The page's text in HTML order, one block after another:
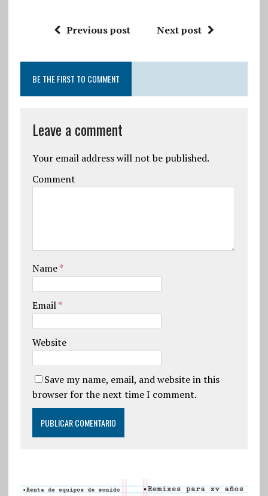
Previous post Next post
BE THE FIRST TO COMMENT
Leave a comment
Your email address will not be published.
Comment
Name*
Email*
Website
Save my name, email, and website in this
browser for the next time I comment.